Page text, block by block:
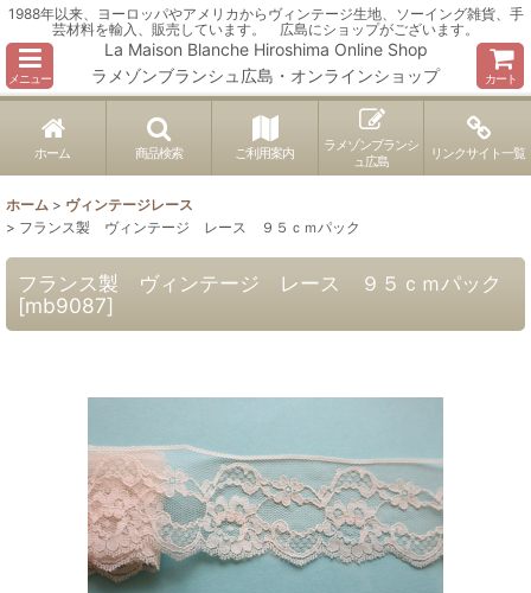
1988年以来、ヨーロッパやアメリカからヴィンテージ生地、ソーイング雑貨、手
芸材料を輸入、販売しています。 広島にショップがございます。
メニュー
La Maison Blanche Hiroshima Online Shop
ラメゾンブランシュ広島・オンラインショップ
カート
ホーム 商品検索 ご利用案内
ラメゾンブランシ
ュ広島
リンクサイト一覧
ホーム > ヴィンテージレース
> フランス製 ヴィンテージ レース ９５ｃｍパック
フランス製 ヴィンテージ レース ９５ｃｍパック
[mb9087]